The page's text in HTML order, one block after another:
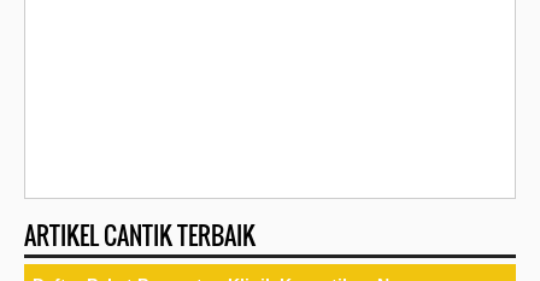
ARTIKEL CANTIK TERBAIK